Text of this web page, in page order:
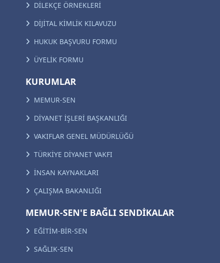
DİLEKÇE ÖRNEKLERİ
DİJİTAL KİMLİK KILAVUZU
HUKUK BAŞVURU FORMU
ÜYELİK FORMU
KURUMLAR
MEMUR-SEN
DİYANET İŞLERİ BAŞKANLIĞI
VAKIFLAR GENEL MÜDÜRLÜĞÜ
TÜRKİYE DİYANET VAKFI
İNSAN KAYNAKLARI
ÇALIŞMA BAKANLIĞI
MEMUR-SEN'E BAĞLI SENDİKALAR
EĞİTİM-BİR-SEN
SAĞLIK-SEN